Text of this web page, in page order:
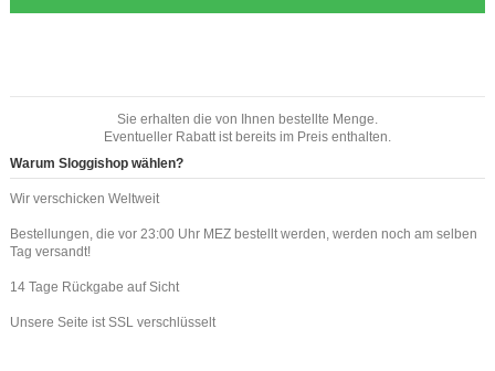
Sie erhalten die von Ihnen bestellte Menge.
Eventueller Rabatt ist bereits im Preis enthalten.
Warum Sloggishop wählen?
Wir verschicken Weltweit
Bestellungen, die vor 23:00 Uhr MEZ bestellt werden, werden noch am selben
Tag versandt!
14 Tage Rückgabe auf Sicht
Unsere Seite ist SSL verschlüsselt